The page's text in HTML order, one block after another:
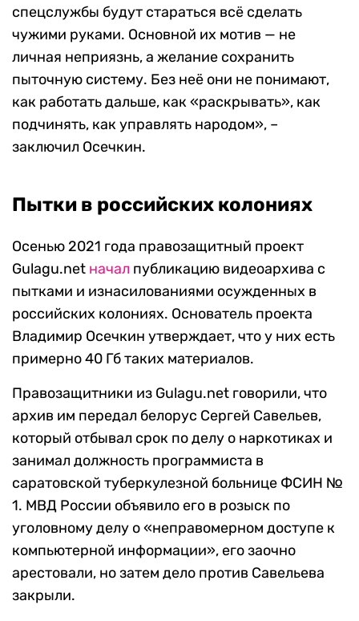
спецслужбы будут стараться всё сделать
чужими руками. Основной их мотив — не
личная неприязнь, а желание сохранить
пыточную систему. Без неё они не понимают,
как работать дальше, как «раскрывать», как
подчинять, как управлять народом», –
заключил Осечкин.
Пытки в российских колониях
Осенью 2021 года правозащитный проект
Gulagu.net начал публикацию видеоархива с
пытками и изнасилованиями осужденных в
российских колониях. Основатель проекта
Владимир Осечкин утверждает, что у них есть
примерно 40 Гб таких материалов.
Правозащитники из Gulagu.net говорили, что
архив им передал белорус Сергей Савельев,
который отбывал срок по делу о наркотиках и
занимал должность программиста в
саратовской туберкулезной больнице ФСИН №
1. МВД России объявило его в розыск по
уголовному делу о «неправомерном доступе к
компьютерной информации», его заочно
арестовали, но затем дело против Савельева
закрыли.